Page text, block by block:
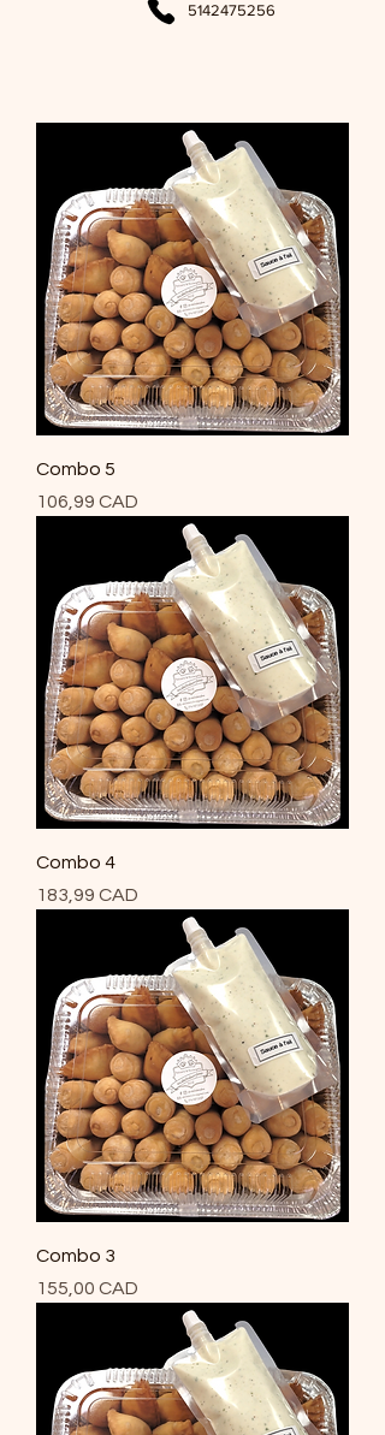
5142475256
Combo 5
Precio
106,99 CAD
Combo 4
Precio
183,99 CAD
Combo 3
Precio
155,00 CAD